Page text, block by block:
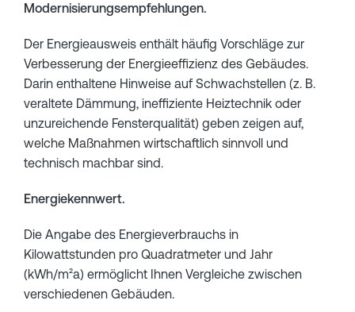
Modernisierungsempfehlungen.
Der Energieausweis enthält häufig Vorschläge zur
Verbesserung der Energieeffizienz des Gebäudes.
Darin enthaltene Hinweise auf Schwachstellen (z. B.
veraltete Dämmung, ineffiziente Heiztechnik oder
unzureichende Fensterqualität) geben zeigen auf,
welche Maßnahmen wirtschaftlich sinnvoll und
technisch machbar sind.
Energiekennwert.
Die Angabe des Energieverbrauchs in
Kilowattstunden pro Quadratmeter und Jahr
(kWh/m²a) ermöglicht Ihnen Vergleiche zwischen
verschiedenen Gebäuden.